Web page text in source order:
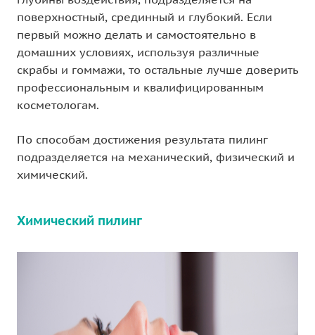
поверхностный, срединный и глубокий. Если
первый можно делать и самостоятельно в
домашних условиях, используя различные
скрабы и гоммажи, то остальные лучше доверить
профессиональным и квалифицированным
косметологам.
По способам достижения результата пилинг
подразделяется на механический, физический и
химический.
Химический пилинг